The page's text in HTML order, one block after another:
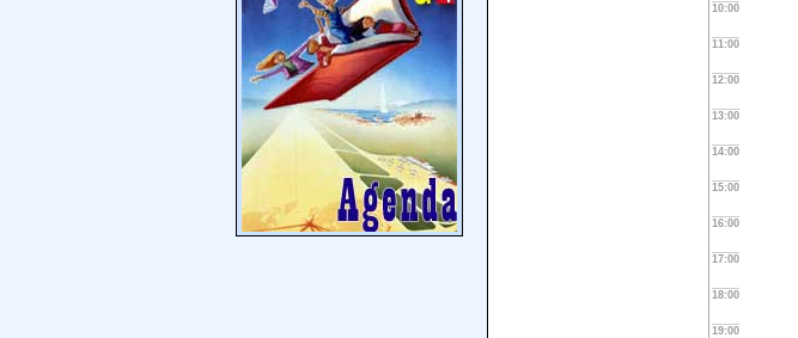
10:00
11:00
12:00
13:00
14:00
15:00
16:00
17:00
18:00
19:00